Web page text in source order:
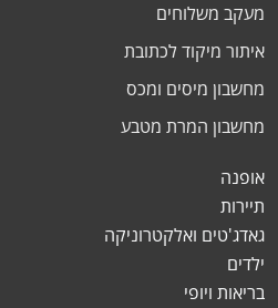
מעקב משלוחים
איתור מיקוד לכתובת
מחשבון מיסים ומכס
מחשבון המרת מטבע
אופנה
תיירות
גאדג'טים ואלקטרוניקה
ילדים
בריאות ויופי